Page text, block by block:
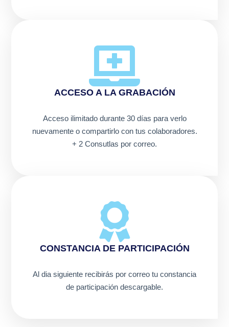
ACCESO A LA GRABACIÓN
Acceso ilimitado durante 30 días para verlo
nuevamente o compartirlo con tus colaboradores.
+ 2 Consutlas por correo.
CONSTANCIA DE PARTICIPACIÓN
Al dia siguiente recibirás por correo tu constancia
de participación descargable.